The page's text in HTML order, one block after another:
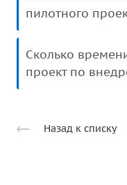
пилотного
Сколько
проект по
Назад к списку